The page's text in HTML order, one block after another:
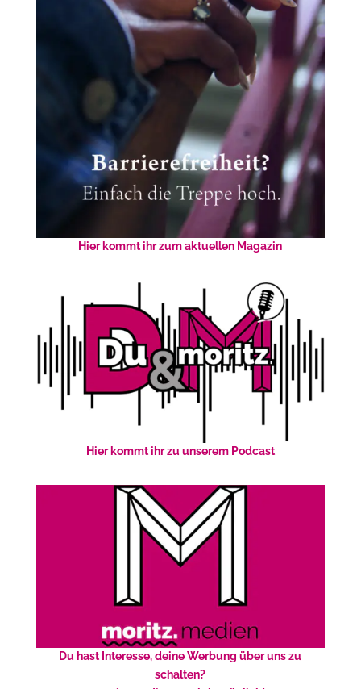
Hier kommt ihr zum aktuellen Magazin
Hier kommt ihr zu unserem Podcast
Du hast Interesse, deine Werbung über uns zu
schalten?